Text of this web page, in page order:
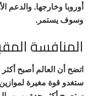
أوروبا وخارجها. والدعم
وسوف يستمر.
المنافسة
اتضح أن العالم أصبح
ستغدو قوة مغيرة